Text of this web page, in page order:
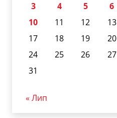
3
4 5 6
10
11 12 13
17
18 19 20
24
25 26 27
31
« Лип